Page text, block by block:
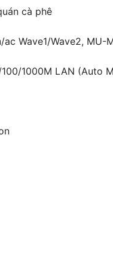
cà phê
Wave1/Wave2, MU-
1000M LAN (Auto